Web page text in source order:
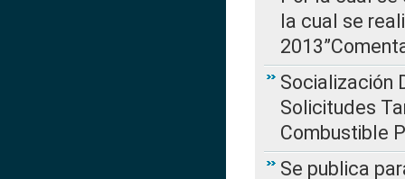
la cual se
Socialización
Solicitudes
Combustible
Se publica